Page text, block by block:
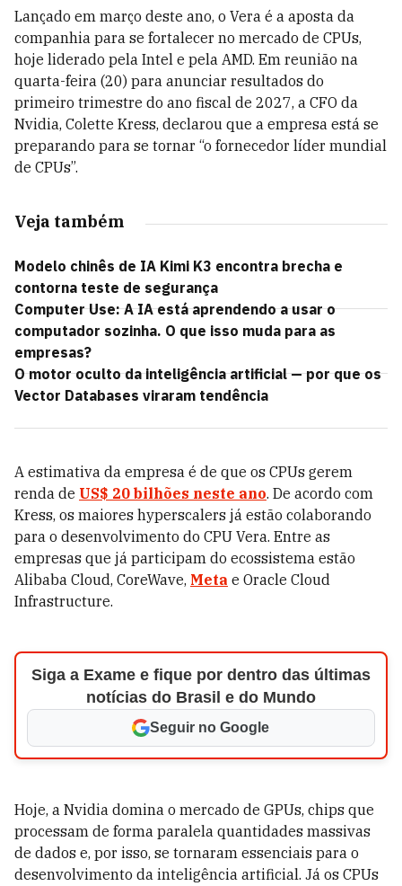
Lançado em março deste ano, o Vera é a aposta da
companhia para se fortalecer no mercado de CPUs,
hoje liderado pela Intel e pela AMD. Em reunião na
quarta-feira (20) para anunciar resultados do
primeiro trimestre do ano fiscal de 2027, a CFO da
Nvidia, Colette Kress, declarou que a empresa está se
preparando para se tornar “o fornecedor líder mundial
de CPUs”.
Veja também
Modelo chinês de IA Kimi K3 encontra brecha e
contorna teste de segurança
Computer Use: A IA está aprendendo a usar o
computador sozinha. O que isso muda para as
empresas?
O motor oculto da inteligência artificial — por que os
Vector Databases viraram tendência
A estimativa da empresa é de que os CPUs gerem
renda de US$ 20 bilhões neste ano. De acordo com
Kress, os maiores hyperscalers já estão colaborando
para o desenvolvimento do CPU Vera. Entre as
empresas que já participam do ecossistema estão
Alibaba Cloud, CoreWave, Meta e Oracle Cloud
Infrastructure.
Siga a Exame e fique por dentro das últimas
notícias do Brasil e do Mundo
Seguir no Google
Hoje, a Nvidia domina o mercado de GPUs, chips que
processam de forma paralela quantidades massivas
de dados e, por isso, se tornaram essenciais para o
desenvolvimento da inteligência artificial. Já os CPUs